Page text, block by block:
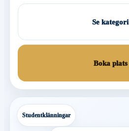
Se kategori
Boka plats
Studentklänningar